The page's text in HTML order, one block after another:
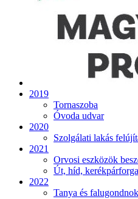
2019
Tornaszoba
Óvoda udvar
2020
Szolgálati lakás
2021
Orvosi eszközök
Út, híd,
2022
Tanya és